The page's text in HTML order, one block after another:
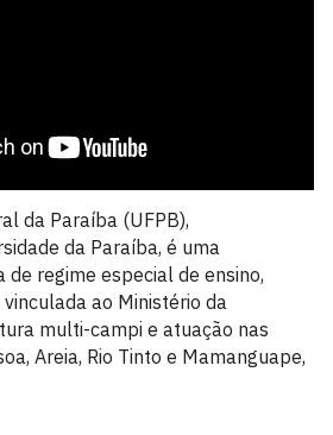
da Paraíba (UFPB),
da Paraíba, é uma
regime especial de ensino,
ao Ministério da
multi-campi e atuação nas
Areia, Rio Tinto e Mamanguape,